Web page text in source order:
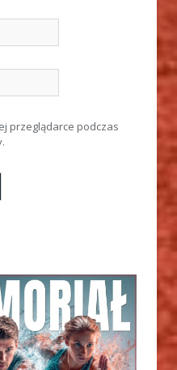
przeglądarce podczas